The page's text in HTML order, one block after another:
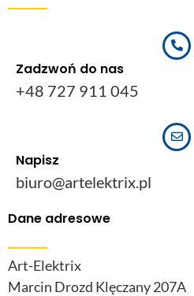
Zadzwoń do nas
+48 727 911 045
Napisz
biuro@artelektrix.pl
Dane adresowe
Art-Elektrix
Marcin Drozd Klęczany 207A